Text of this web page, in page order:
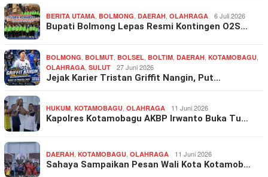
BERITA UTAMA BOLMONG DAERAH OLAHRAGA 6 Juli 2026
Bupati Bolmong Lepas Resmi Kontingen O2S…
BOLMONG BOLMUT BOLSEL BOLTIM DAERAH KOTAMOBAGU
OLAHRAGA SULUT 27 Juni 2026
Jejak Karier Tristan Griffit Nangin, Put…
HUKUM KOTAMOBAGU OLAHRAGA 11 Juni 2026
Kapolres Kotamobagu AKBP Irwanto Buka Tu…
DAERAH KOTAMOBAGU OLAHRAGA 11 Juni 2026
Sahaya Sampaikan Pesan Wali Kota Kotamob…